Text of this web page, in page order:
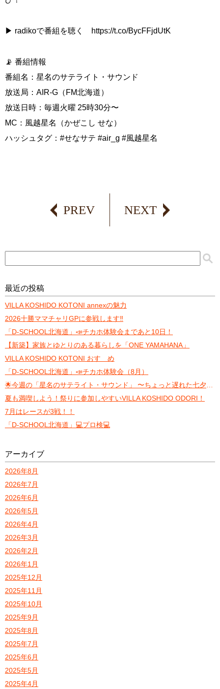
▶ radikoで番組を聴く https://t.co/BycFFjdUtK
📡 番組情報
番組名：星名のサテライト・サウンド
放送局：AIR-G（FM北海道）
放送日時：毎週火曜 25時30分〜
MC：風越星名（かぜこし せな）
ハッシュタグ：#せなサテ #air_g #風越星名
PREV NEXT
最近の投稿
VILLA KOSHIDO KOTONI annexの魅力
2026十勝ママチャリGPに参戦します‼️
「D-SCHOOL北海道」📣チカホ体験会まであと10日！
【新築】家族とゆとりのある暮らしを「ONE YAMAHANA」
VILLA KOSHIDO KOTONI おすゝめ
「D-SCHOOL北海道」📣チカホ体験会（8月）
夏も満喫しよう！祭りに参加しやすいVILLA KOSHIDO ODORI！
7月はレースが3戦！！
「D-SCHOOL北海道」💻プロ検💻
アーカイブ
2026年8月
2026年7月
2026年6月
2026年5月
2026年4月
2026年3月
2026年2月
2026年1月
2025年12月
2025年11月
2025年10月
2025年9月
2025年8月
2025年7月
2025年6月
2025年5月
2025年4月